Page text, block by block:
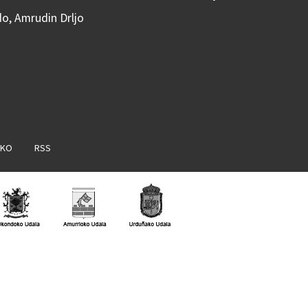
Amrudin Drljo
RSS